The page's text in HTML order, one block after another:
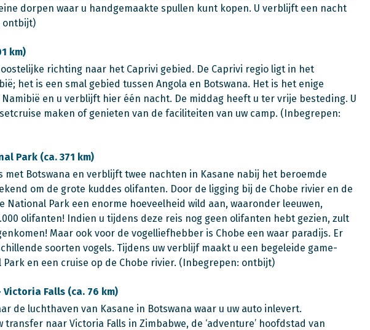
dorpen waar u handgemaakte spullen kunt kopen. U verblijft een nacht
ontbijt)
km)
richting naar het Caprivi gebied. De Caprivi regio ligt in het
het is een smal gebied tussen Angola en Botswana. Het is het enige
en u verblijft hier één nacht. De middag heeft u ter vrije besteding. U
maken of genieten van de faciliteiten van uw camp. (Inbegrepen:
Park (ca. 371 km)
met Botswana en verblijft twee nachten in Kasane nabij het beroemde
om de grote kuddes olifanten. Door de ligging bij de Chobe rivier en de
National Park een enorme hoeveelheid wild aan, waaronder leeuwen,
olifanten! Indien u tijdens deze reis nog geen olifanten hebt gezien, zult
Maar ook voor de vogelliefhebber is Chobe een waar paradijs. Er
soorten vogels. Tijdens uw verblijf maakt u een begeleide game-
Park en een cruise op de Chobe rivier. (Inbegrepen: ontbijt)
Falls (ca. 76 km)
de luchthaven van Kasane in Botswana waar u uw auto inlevert.
naar Victoria Falls in Zimbabwe, de ‘adventure’ hoofdstad van